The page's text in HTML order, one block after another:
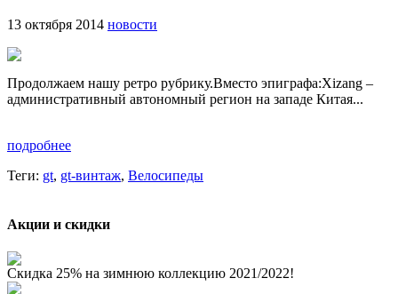
13 октября 2014 новости
Продолжаем нашу ретро рубрику.Вместо эпиграфа:Xizang –
административный автономный регион на западе Китая...
подробнее
Теги: gt, gt-винтаж, Велосипеды
Акции и скидки
Скидка 25% на зимнюю коллекцию 2021/2022!